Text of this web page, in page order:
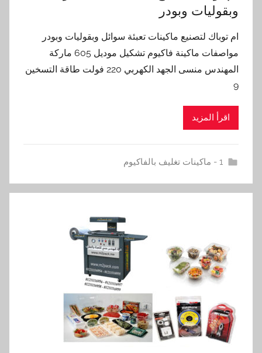
وبقوليات وبودر
ام توباك لتصنيع ماكينات تعبئة سوائل وبقوليات وبودر
مواصفات ماكينة فاكيوم تشكيل موديل 605 ماركة
المهندس منسى الجهد الكهربي 220 فولت طاقة التسخين
9
اقرأ المزيد
1 - ماكينات تغليف بالفاكيوم